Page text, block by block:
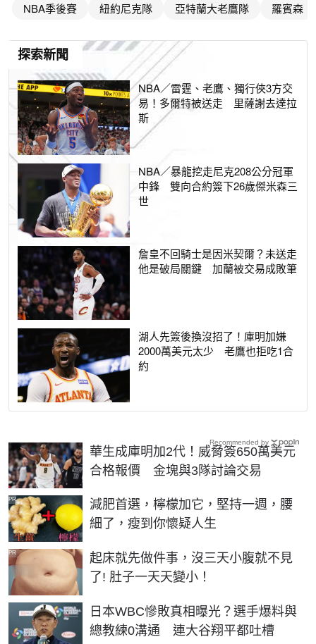
NBA季後賽 紐約尼克隊 亞特蘭大老鷹隊 羅賓森
探索新聞
NBA／雷霆、老鷹、獨行俠3方交
易！多爾特被送走 里薩謝去達拉
斯
NBA／暴龍挖走尼克208公分冠軍
中鋒 雙向合約簽下26歲傑米森三
世
詹皇不回騎士是因米契爾？未送走
他是破局關鍵 加蘭被交易成敗筆
湖人先簽後換沒招了！庫明加嫌
2000萬美元太少 老鷹也拒吃1合
約
華生成庫明加2代！威脅簽650萬美元
合格報價 金塊與3隊討論交易
減肥首選，檸檬加它，堅持一週，腰
細了，瘦到你懷疑人生
PR
起床就先做件事，沒三天小腹就不見
了! 肚子一天天變小！
PR
日本WBC慘敗真相曝光？選手爆料與
總教練0溝通 連大谷翔平都吐槽
Recommended by